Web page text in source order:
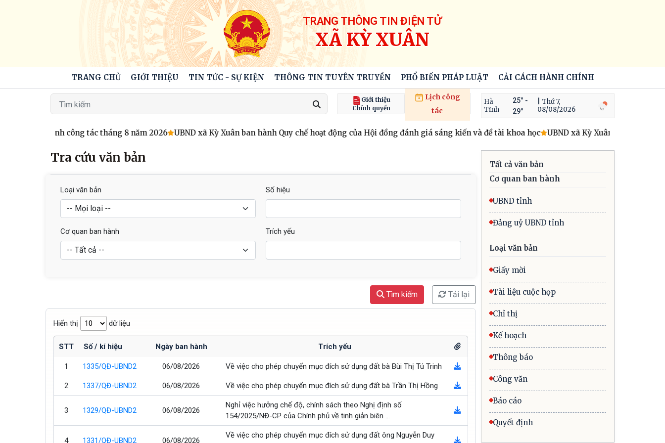
TRANG THÔNG TIN ĐIỆN TỬ
XÃ KỲ XUÂN
TRANG CHỦ GIỚI THIỆU TIN TỨC - SỰ KIỆN THÔNG TIN TUYÊN TRUYỀN PHỔ BIẾN PHÁP LUẬT CẢI CÁCH HÀNH CHÍNH
Giới thiệu
Chính quyền
Lịch công
tác
Hà
Tĩnh
25° -
29°
| Thứ 7,
08/08/2026
Chương trình công tác tháng 8 năm 2026 UBND xã Kỳ Xuân ban hành Quy chế hoạt động của Hội đồng đánh giá sáng kiến và đề tài khoa học UBND xã Kỳ Xuân triển khai
Tra cứu văn bản
Loại văn bản
Cơ quan ban hành
Số hiệu
Trích yếu
Tìm kiếm Tải lại
Hiển thị dữ liệu
STT Số / kí hiệu Ngày ban hành Trích yếu
1 1335/QĐ-UBND2 06/08/2026 Về việc cho phép chuyển mục đích sử dụng đất bà Bùi Thị Tú Trinh
2 1337/QĐ-UBND2 06/08/2026 Về việc cho phép chuyển mục đích sử dụng đất bà Trần Thị Hồng
3 1329/QĐ-UBND2 06/08/2026
Nghỉ việc hưởng chế độ, chính sách theo Nghị định số
154/2025/NĐ-CP của Chính phủ về tinh giản biên ...
4 1331/QĐ-UBND2 06/08/2026
Về việc cho phép chuyển mục đích sử dụng đất ông Nguyễn Duy
Tất cả văn bản
Cơ quan ban hành
UBND tỉnh
Đảng uỷ UBND tỉnh
Loại văn bản
Giấy mời
Tài liệu cuộc họp
Chỉ thị
Kế hoạch
Thông báo
Công văn
Báo cáo
Quyết định